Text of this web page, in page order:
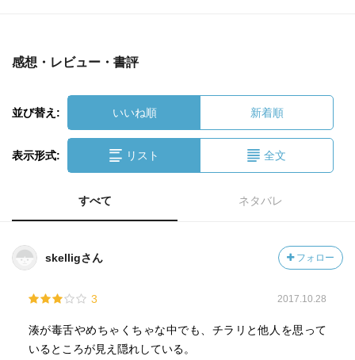
感想・レビュー・書評
並び替え: いいね順 新着順
表示形式: リスト 全文
すべて ネタバレ
skelligさん フォロー
3 2017.10.28
湊が毒舌やめちゃくちゃな中でも、チラリと他人を思って
いるところが見え隠れしている。